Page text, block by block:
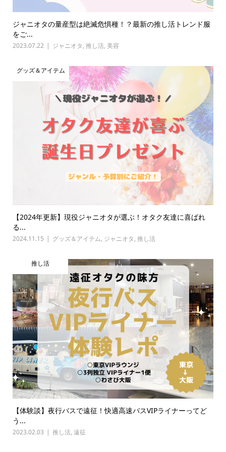
ジャニオタの量産型は絶滅危惧種！？最新の推し活トレンド服
をご...
2023.07.22 ジャニオタ, 推し活, 美容
グッズ＆アイテム
【2024年更新】現役ジャニオタが選ぶ！オタク友達に喜ばれ
る...
2024.11.15 グッズ＆アイテム, ジャニオタ, 推し活
推し活
【体験談】夜行バスで遠征！快適高速バスVIPライナーってど
う...
2023.02.03 推し活, 遠征